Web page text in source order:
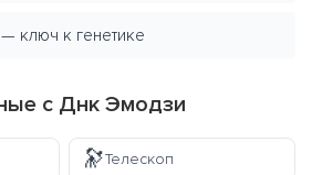
ключ к генетике
с Днк Эмодзи
🔭Телескоп